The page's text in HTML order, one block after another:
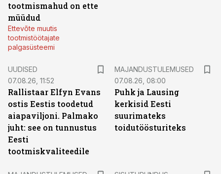
tootmismahud on ette
müüdud
Ettevõte muutis
tootmistöötajate
palgasüsteemi
UUDISED
07.08.26, 11:52
Rallistaar Elfyn Evans
ostis Eestis toodetud
aiapaviljoni. Palmako
juht: see on tunnustus
Eesti
tootmiskvaliteedile
MAJANDUSTULEMUSED
07.08.26, 08:00
Puhk ja Lausing
kerkisid Eesti
suurimateks
toidutöösturiteks